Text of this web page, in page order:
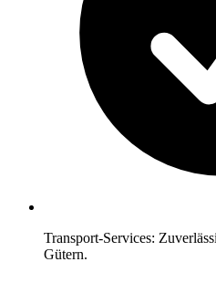
Transport-Services:
Gütern.